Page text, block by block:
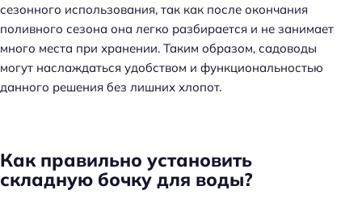
сезонного использования, так как после окончания
поливного сезона она легко разбирается и не занимает
много места при хранении. Таким образом, садоводы
могут наслаждаться удобством и функциональностью
данного решения без лишних хлопот.
Как правильно установить
складную бочку для воды?